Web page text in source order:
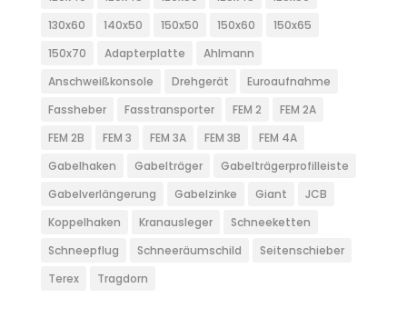
130x60
140x50 150x50 150x60
150x65
150x70
Adapterplatte
Ahlmann
Anschweißkonsole
Drehgerät
Euroaufnahme
Fassheber
Fasstransporter FEM 2
FEM 2A
FEM 2B
FEM 3 FEM 3A FEM 3B
FEM 4A
Gabelhaken
Gabelträger
Gabelträgerprofilleiste
Gabelverlängerung
Gabelzinke Giant
JCB
Koppelhaken
Kranausleger
Schneeketten
Schneepflug
Schneeräumschild
Seitenschieber
Terex
Tragdorn